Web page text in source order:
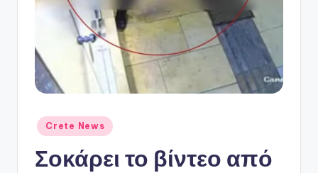
P
o
Αναρτήθηκε
σε
Crete News
Σοκάρει το βίντεο από